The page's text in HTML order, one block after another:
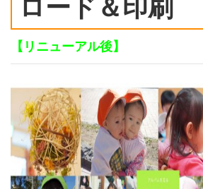
ロード＆印刷
【リニューアル後】